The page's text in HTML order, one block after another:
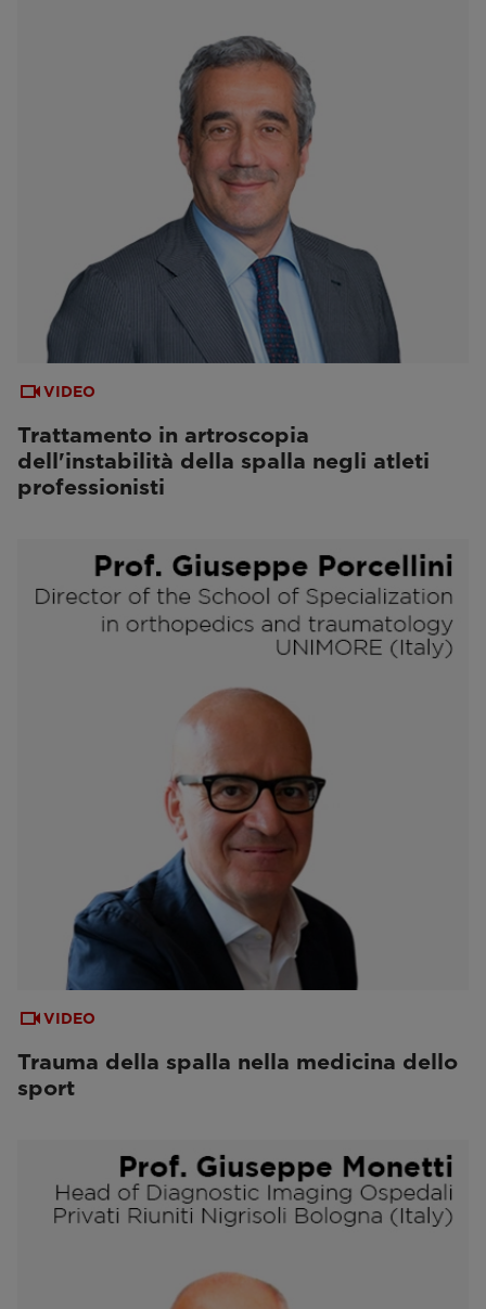
VIDEO
Trattamento in artroscopia
dell'instabilità della spalla negli atleti
professionisti
VIDEO
Trauma della spalla nella medicina dello
sport